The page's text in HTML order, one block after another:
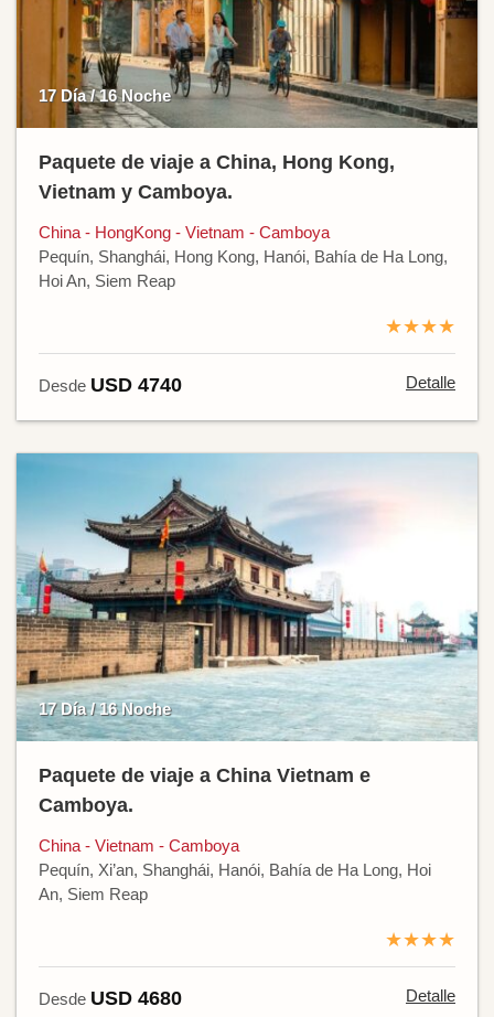
17 Día / 16 Noche
Paquete de viaje a China, Hong Kong,
Vietnam y Camboya.
China - HongKong - Vietnam - Camboya
Pequín, Shanghái, Hong Kong, Hanói, Bahía de Ha Long,
Hoi An, Siem Reap
★★★★
Desde USD 4740 Detalle
17 Día / 16 Noche
Paquete de viaje a China Vietnam e
Camboya.
China - Vietnam - Camboya
Pequín, Xi’an, Shanghái, Hanói, Bahía de Ha Long, Hoi
An, Siem Reap
★★★★
Desde USD 4680 Detalle